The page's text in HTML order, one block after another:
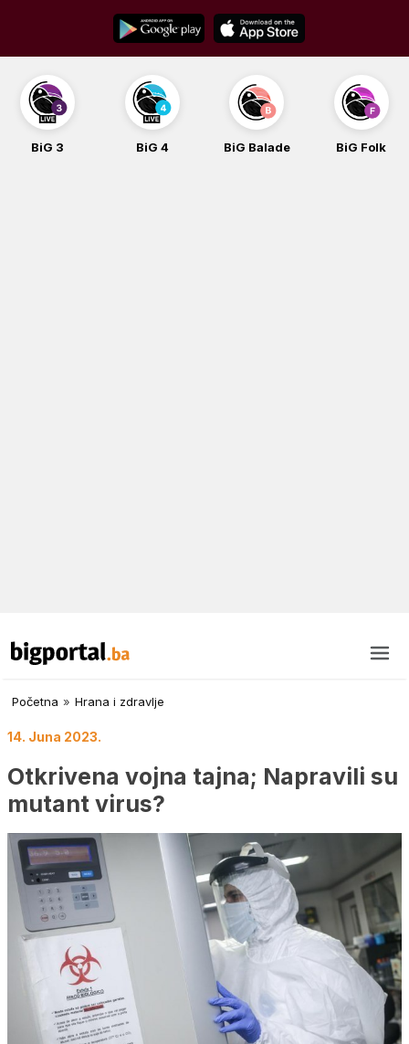
content
BiG 3 BiG 4 BiG Balade BiG Folk
Početna » Hrana i zdravlje
14. Juna 2023.
Otkrivena vojna tajna; Napravili su
mutant virus?